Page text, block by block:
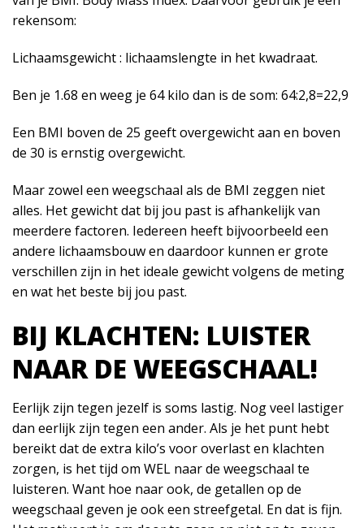
rekensom:
Lichaamsgewicht : lichaamslengte in het kwadraat.
Ben je 1.68 en weeg je 64 kilo dan is de som: 64:2,8=22,9
Een BMI boven de 25 geeft overgewicht aan en boven
de 30 is ernstig overgewicht.
Maar zowel een weegschaal als de BMI zeggen niet
alles. Het gewicht dat bij jou past is afhankelijk van
meerdere factoren. Iedereen heeft bijvoorbeeld een
andere lichaamsbouw en daardoor kunnen er grote
verschillen zijn in het ideale gewicht volgens de meting
en wat het beste bij jou past.
BIJ KLACHTEN: LUISTER
NAAR DE WEEGSCHAAL!
Eerlijk zijn tegen jezelf is soms lastig. Nog veel lastiger
dan eerlijk zijn tegen een ander. Als je het punt hebt
bereikt dat de extra kilo’s voor overlast en klachten
zorgen, is het tijd om WEL naar de weegschaal te
luisteren. Want hoe naar ook, de getallen op de
weegschaal geven je ook een streefgetal. En dat is fijn.